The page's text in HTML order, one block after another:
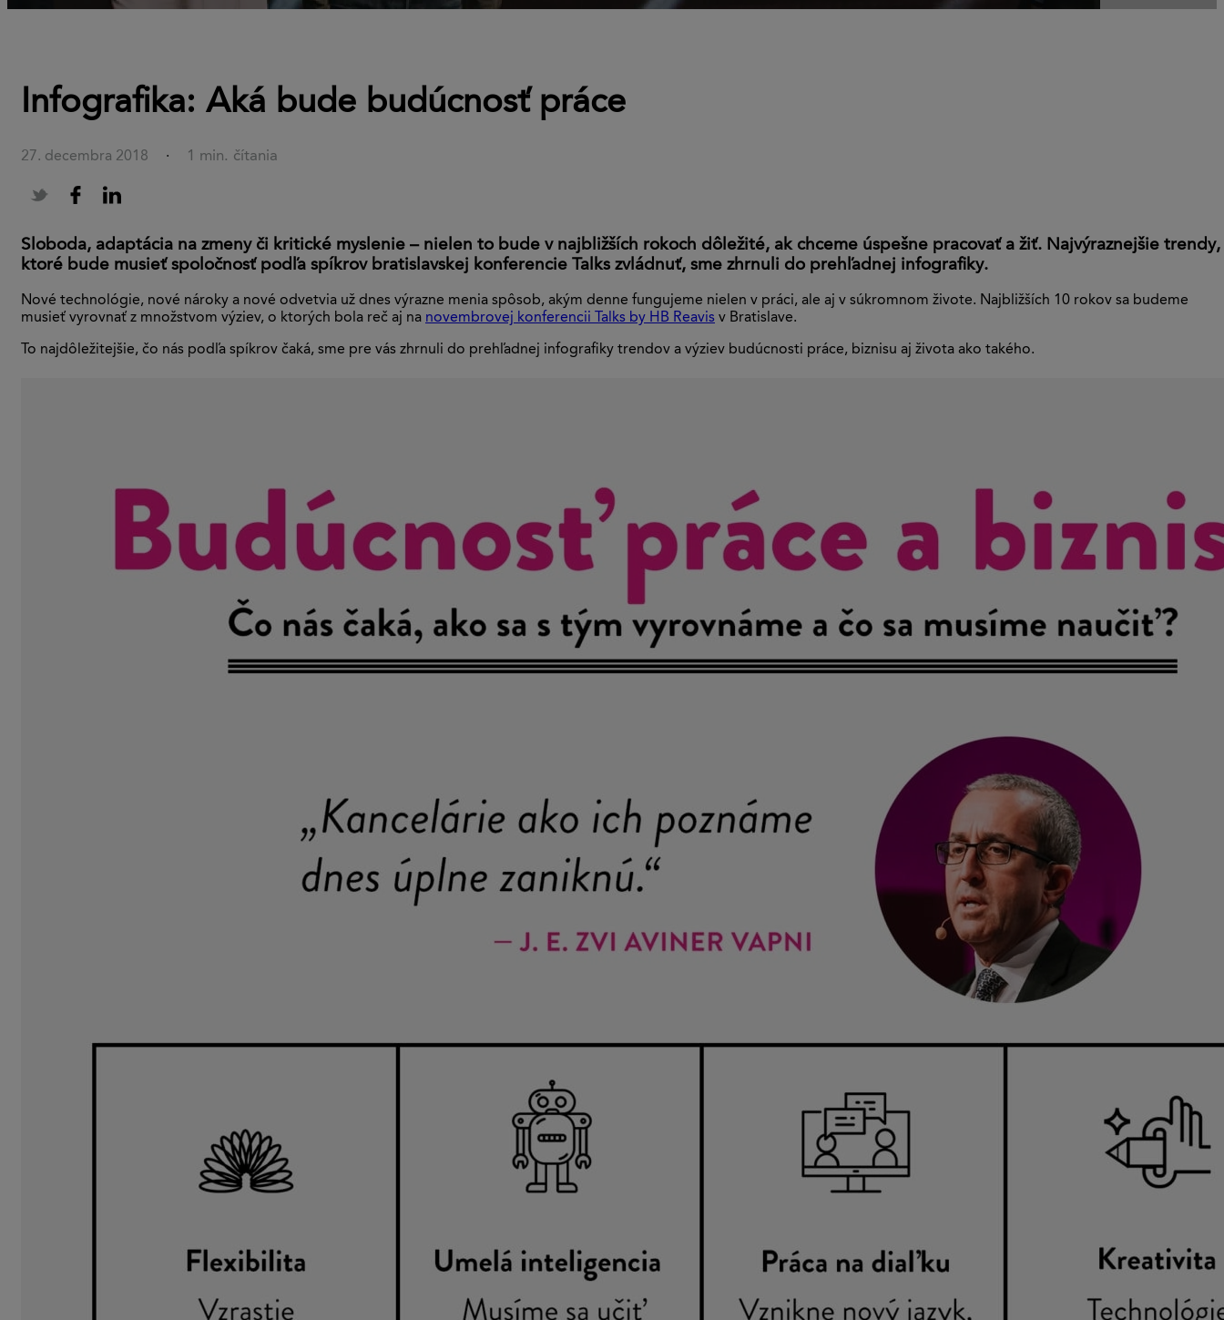
Infografika: Aká bude budúcnosť práce
27. decembra 2018 · 1 min. čítania
Sloboda, adaptácia na zmeny či kritické myslenie – nielen to bude v najbližších rokoch dôležité, ak chceme úspešne pracovať a žiť. Najvýraznejšie trendy,
ktoré bude musieť spoločnosť podľa spíkrov bratislavskej konferencie Talks zvládnuť, sme zhrnuli do prehľadnej infografiky.
Nové technológie, nové nároky a nové odvetvia už dnes výrazne menia spôsob, akým denne fungujeme nielen v práci, ale aj v súkromnom živote. Najbližších 10 rokov sa budeme
musieť vyrovnať z množstvom výziev, o ktorých bola reč aj na novembrovej konferencii Talks by HB Reavis v Bratislave.
To najdôležitejšie, čo nás podľa spíkrov čaká, sme pre vás zhrnuli do prehľadnej infografiky trendov a výziev budúcnosti práce, biznisu aj života ako takého.